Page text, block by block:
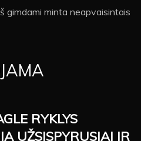
gimdami minta neapvaisintais
RYKLYS
UŽSISPYRUSIAI IR